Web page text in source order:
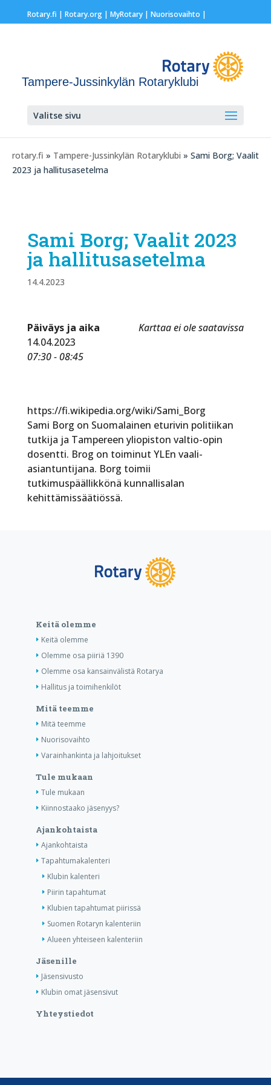
Rotary.fi | Rotary.org| MyRotary | Nuorisovaihto |
Tampere-Jussinkylän Rotaryklubi
Valitse sivu
rotary.fi » Tampere-Jussinkylän Rotaryklubi » Sami Borg; Vaalit
2023 ja hallitusasetelma
Sami Borg; Vaalit 2023
ja hallitusasetelma
14.4.2023
Karttaa ei ole saatavissa
Päiväys ja aika
14.04.2023
07:30 - 08:45
https://fi.wikipedia.org/wiki/Sami_Borg
Sami Borg on Suomalainen eturivin politiikan
tutkija ja Tampereen yliopiston valtio-opin
dosentti. Brog on toiminut YLEn vaali-
asiantuntijana. Borg toimii
tutkimuspäällikkönä kunnallisalan
kehittämissäätiössä.
Keitä olemme
Keitä olemme
Olemme osa piiriä 1390
Olemme osa kansainvälistä Rotarya
Hallitus ja toimihenkilöt
Mitä teemme
Mitä teemme
Nuorisovaihto
Varainhankinta ja lahjoitukset
Tule mukaan
Tule mukaan
Kiinnostaako jäsenyys?
Ajankohtaista
Ajankohtaista
Tapahtumakalenteri
Klubin kalenteri
Piirin tapahtumat
Klubien tapahtumat piirissä
Suomen Rotaryn kalenteriin
Alueen yhteiseen kalenteriin
Jäsenille
Jäsensivusto
Klubin omat jäsensivut
Yhteystiedot